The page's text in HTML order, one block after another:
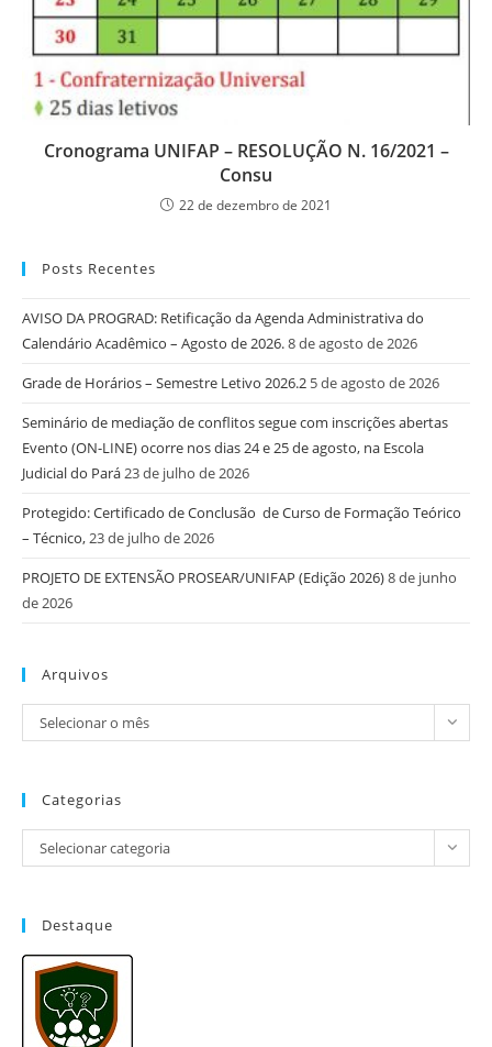
Cronograma UNIFAP – RESOLUÇÃO N. 16/2021 –
Consu
22 de dezembro de 2021
Posts Recentes
AVISO DA PROGRAD: Retificação da Agenda Administrativa do
Calendário Acadêmico – Agosto de 2026.8 de agosto de 2026
Grade de Horários – Semestre Letivo 2026.2 5 de agosto de 2026
Seminário de mediação de conflitos segue com inscrições abertas
Evento (ON-LINE) ocorre nos dias 24 e 25 de agosto, na Escola
Judicial do Pará23 de julho de 2026
Protegido: Certificado de Conclusão de Curso de Formação Teórico
– Técnico,23 de julho de 2026
PROJETO DE EXTENSÃO PROSEAR/UNIFAP (Edição 2026)8 de junho
de 2026
Arquivos
Selecionar o mês
Categorias
Selecionar categoria
Destaque